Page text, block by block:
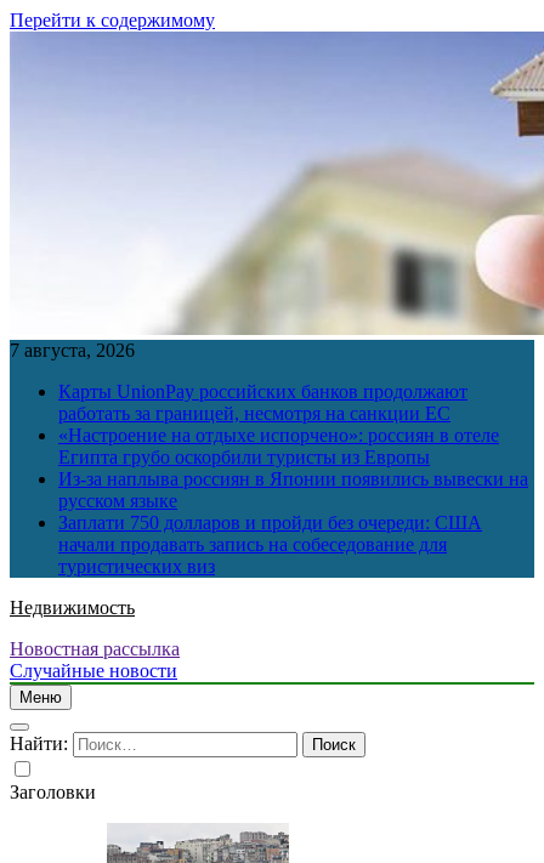
Перейти к содержимому
7 августа, 2026
Карты UnionPay российских банков продолжают
работать за границей, несмотря на санкции ЕС
«Настроение на отдыхе испорчено»: россиян в отеле
Египта грубо оскорбили туристы из Европы
Из-за наплыва россиян в Японии появились вывески на
русском языке
Заплати 750 долларов и пройди без очереди: США
начали продавать запись на собеседование для
туристических виз
Недвижимость
Новостная рассылка
Случайные новости
Меню
Найти:
Заголовки